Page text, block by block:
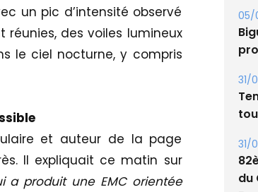
un pic d’intensité observé
réunies, des voiles lumineux
le ciel nocturne, y compris
et auteur de la page
Il expliquait ce matin sur
a produit une EMC orientée
05/
31/
31/
du